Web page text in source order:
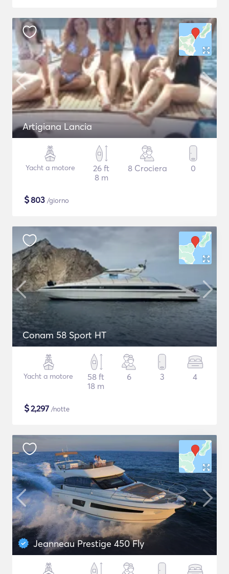
Artigiana Lancia
Yacht a motore
26 ft
8 m
8 Crociera 0
$803 /giorno
Conam 58 Sport HT
Yacht a motore
58 ft
18 m
6 3 4
$2,297 /notte
Jeanneau Prestige 450 Fly